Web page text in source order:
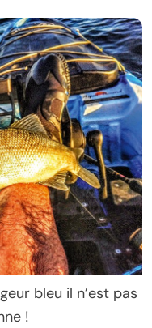
bleu il n’est pas
!